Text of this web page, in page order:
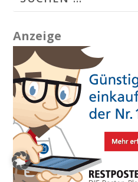
Anzeige